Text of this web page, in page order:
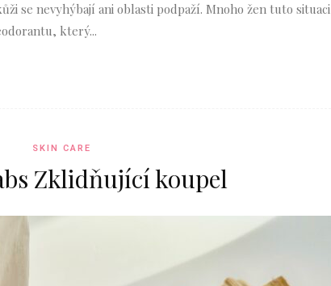
se nevyhýbají ani oblasti podpaží. Mnoho žen tuto situaci
který...
SKIN CARE
Zklidňující koupel